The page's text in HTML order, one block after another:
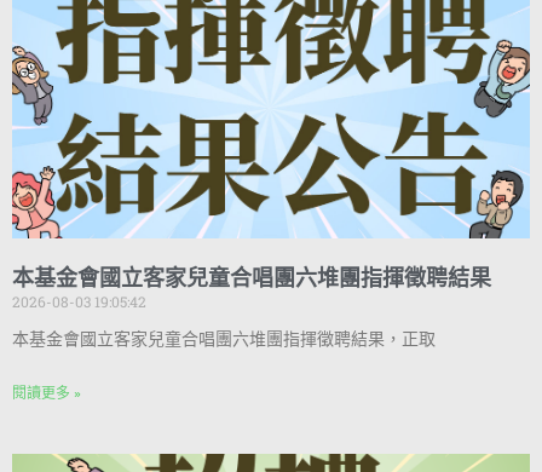
本基金會國立客家兒童合唱團六堆團指揮徵聘結果
2026-08-03 19:05:42
本基金會國立客家兒童合唱團六堆團指揮徵聘結果，正取
閱讀更多 »